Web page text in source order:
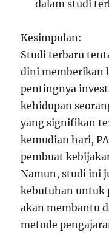
dalam studi
Kesimpulan:
Studi terbaru
dini memberikan
pentingnya
kehidupan
yang signifikan
kemudian hari,
pembuat
Namun, studi ini
kebutuhan untuk
akan membantu
metode